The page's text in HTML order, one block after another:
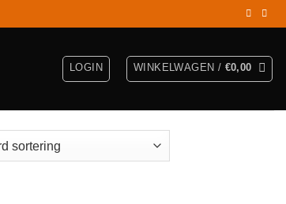
LOGIN WINKELWAGEN / €0,00